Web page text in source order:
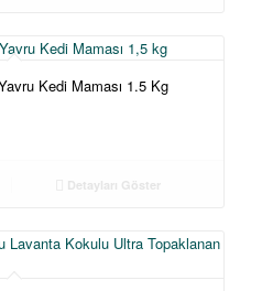
Kedi Maması 1.5 Kg
Detayları Göster